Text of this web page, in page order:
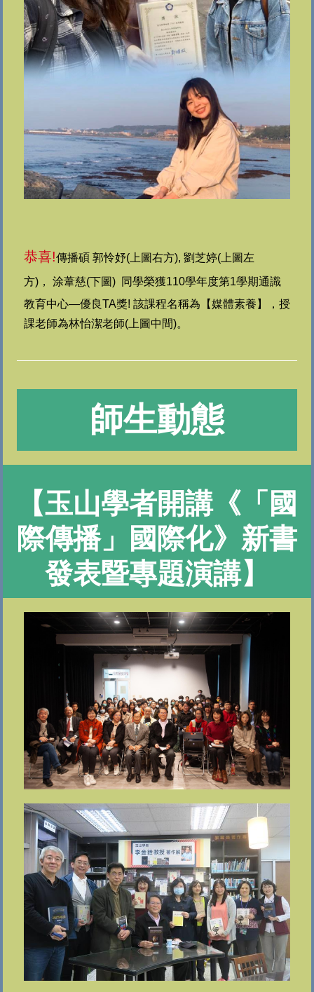
恭喜!傳播碩 郭怜妤(上圖右方), 劉芝婷(上圖左
方)， 涂葦慈(下圖) 同學榮獲110學年度第1學期通識
教育中心—優良TA獎! 該課程名稱為 【媒體素養】，授
課老師為林怡潔老師(上圖中間)。
師生動態
【玉山學者開講《「國
際傳播」國際化》新書
發表暨專題演講】